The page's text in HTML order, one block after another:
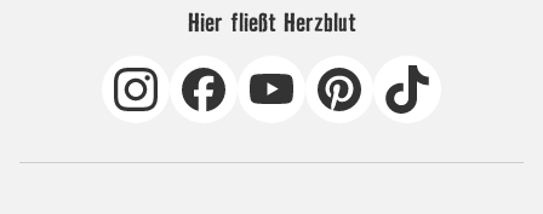
Hier fließt Herzblut